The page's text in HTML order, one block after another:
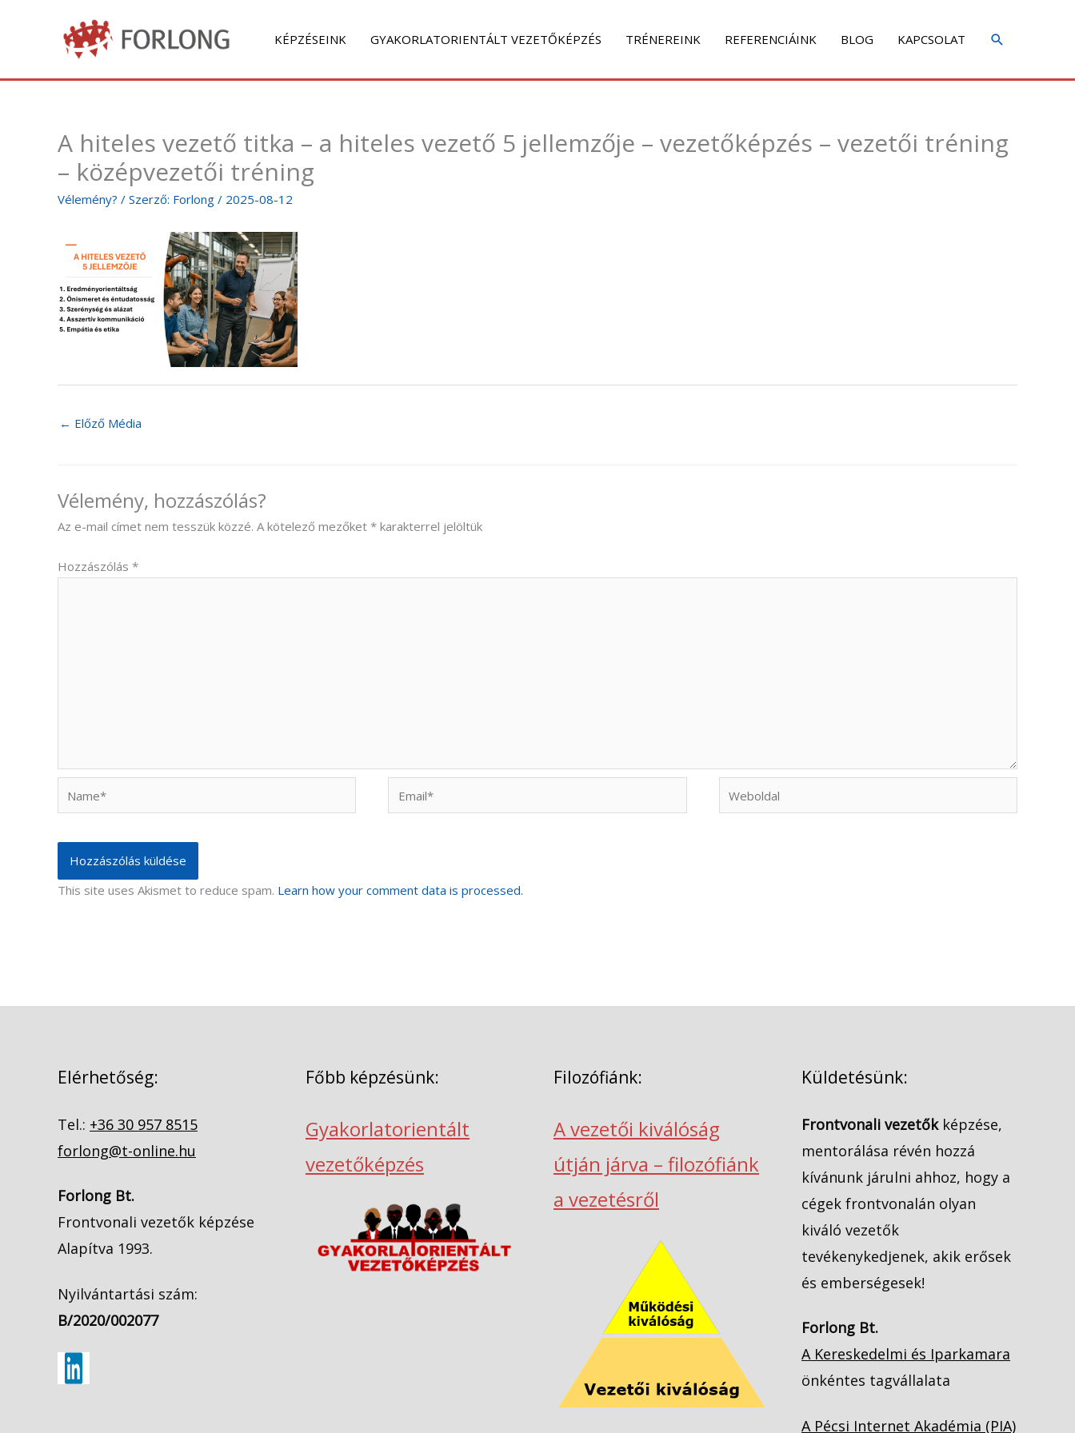
KÉPZÉSEINK GYAKORLATORIENTÁLT VEZETŐKÉPZÉS TRÉNEREINK REFERENCIÁINK BLOG KAPCSOLAT
A hiteles vezető titka – a hiteles vezető 5 jellemzője – vezetőképzés – vezetői tréning
– középvezetői tréning
Vélemény? / Szerző: Forlong / 2025-08-12
← Előző Média
Vélemény, hozzászólás?
Az e-mail címet nem tesszük közzé. A kötelező mezőket * karakterrel jelöltük
Hozzászólás *
This site uses Akismet to reduce spam. Learn how your comment data is processed.
Elérhetőség:
Tel.: +36 30 957 8515
forlong@t-online.hu
Forlong Bt.
Frontvonali vezetők képzése
Alapítva 1993.
Nyilvántartási szám:
B/2020/002077
Főbb képzésünk:
Gyakorlatorientált
vezetőképzés
Filozófiánk:
A vezetői kiválóság
útján járva – filozófiánk
a vezetésről
Küldetésünk:
Frontvonali vezetőkképzése,
mentorálása révén hozzá
kívánunk járulni ahhoz, hogy a
cégek frontvonalán olyan
kiváló vezetők
tevékenykedjenek, akik erősek
és emberségesek!
Forlong Bt.
A Kereskedelmi és Iparkamara
önkéntes tagvállalata
A Pécsi Internet Akadémia (PIA)